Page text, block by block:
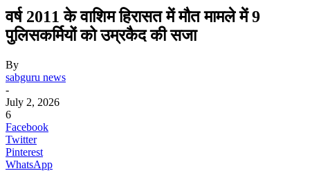
वर्ष 2011 के वाशिम हिरासत में मौत मामले में 9
पुलिसकर्मियों को उम्रकैद की सजा
By
sabguru news
-
July 2, 2026
6
Facebook
Twitter
Pinterest
WhatsApp